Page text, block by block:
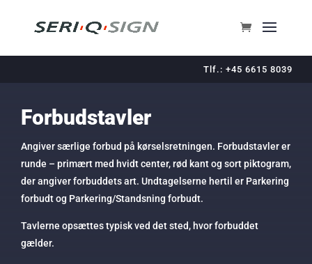
Tlf.: +45 6615 8039
Forbudstavler
Angiver særlige forbud på kørselsretningen. Forbudstavler er
runde – primært med hvidt center, rød kant og sort piktogram,
der angiver forbuddets art. Undtagelserne hertil er Parkering
forbudt og Parkering/Standsning forbudt.
Tavlerne opsættes typisk ved det sted, hvor forbuddet
gælder.